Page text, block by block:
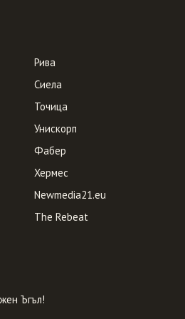
Рива
Сиела
Точица
Унискорп
Фабер
Хермес
Newmedia21.eu
The Rebeat
Ъгъл!